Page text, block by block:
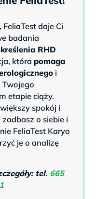
daje Ci
badania
RHD
która pomaga
i
etapie ciąży.
spokój i
o siebie i
FeliaTest Karyo
je o analizę
tel. 665